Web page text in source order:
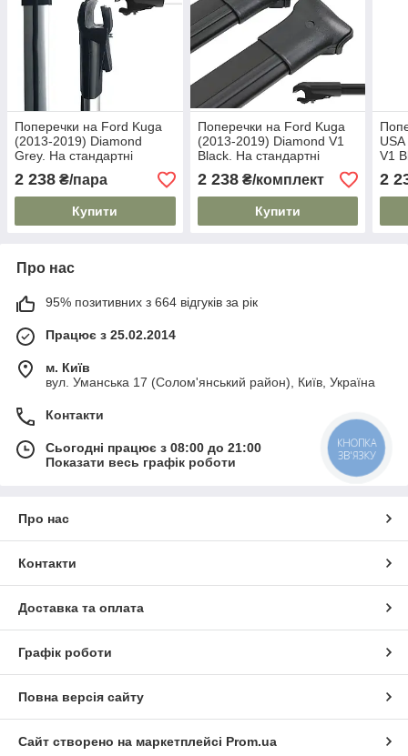
Поперечки на Ford Kuga
(2013-2019) Diamond
Grey. На стандартні
2 238 ₴/пара
Купити
Поперечки на Ford Kuga
(2013-2019) Diamond V1
Black. На стандартні
рейлінги. Без замка. Чорні
2 238₴/комплект
Купити
V1
2
Про нас
95% позитивних з 664 відгуків за рік
Працює з 25.02.2014
м. Київ
вул. Уманська 17 (Солом'янський район), Київ, Україна
Контакти
Сьогодні працює з 08:00 до 21:00
Показати весь графік роботи
Про нас
Контакти
Доставка та оплата
Графік роботи
Повна версія сайту
Сайт створено на маркетплейсі Prom.ua
КНОПКА
ЗВ'ЯЗКУ